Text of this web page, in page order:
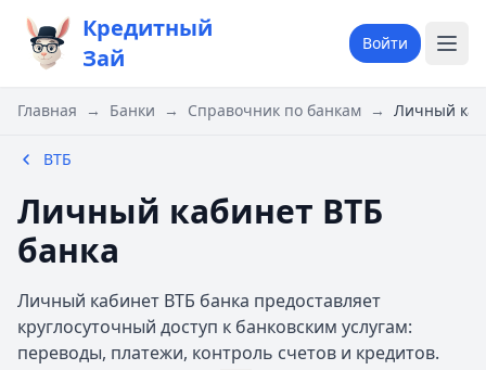
Кредитный
Зай
Войти
Главная → Банки → Справочник по банкам → Личный
ВТБ
Личный кабинет ВТБ
банка
Личный кабинет ВТБ банка предоставляет
круглосуточный доступ к банковским услугам:
переводы, платежи, контроль счетов и кредитов.